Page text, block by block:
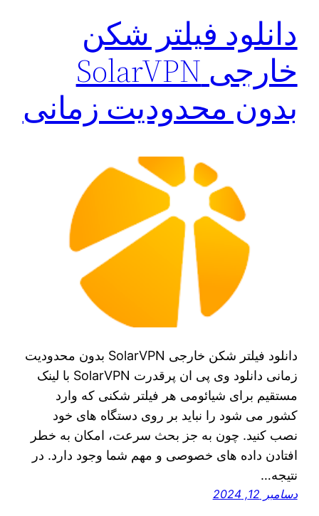
دانلود فیلتر شکن
خارجی SolarVPN
بدون محدودیت زمانی
دانلود فیلتر شکن خارجی SolarVPN بدون محدودیت
زمانی دانلود وی پی ان پرقدرت SolarVPN با لینک
مستقیم برای شیائومی هر فیلتر شکنی که وارد
کشور می‌ شود را نباید بر روی دستگاه‌ های خود
نصب کنید. چون به جز بحث سرعت، امکان به خطر
افتادن داده‌ های خصوصی و مهم شما وجود دارد. در
نتیجه…
دسامبر 12, 2024